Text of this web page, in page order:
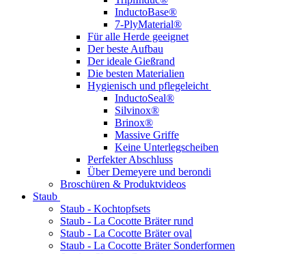
InductoBase®
7-PlyMaterial®
Für alle Herde geeignet
Der beste Aufbau
Der ideale Gießrand
Die besten Materialien
Hygienisch und pflegeleicht
InductoSeal®
Silvinox®
Brinox®
Massive Griffe
Keine Unterlegscheiben
Perfekter Abschluss
Über Demeyere und berondi
Broschüren & Produktvideos
Staub
Staub - Kochtopfsets
Staub - La Cocotte Bräter rund
Staub - La Cocotte Bräter oval
Staub - La Cocotte Bräter Sonderformen